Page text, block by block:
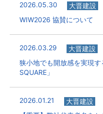
2026.05.30
大晋建設
WIW2026 協賛について
2026.03.29
大晋建設
狭小地でも開放感を実現
SQUARE」
2026.01.21
大晋建設